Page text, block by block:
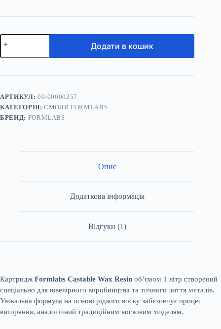
Смола
Formlabs
для
ливарного
друку
Додати в кошик
АРТИКУЛ: 00-00000257
КАТЕГОРІЯ:СМОЛИ FORMLABS
БРЕНД: FORMLABS
Опис
Додаткова інформація
Відгуки (1)
Картридж Formlabs Castable Wax Resin об’ємом 1 літр створений
спеціально для ювелірного виробництва та точного лиття металів.
Унікальна формула на основі рідкого воску забезпечує процес
вигоряння, аналогічний традиційним восковим моделям.